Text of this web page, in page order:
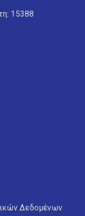
15388
Δεδομένων